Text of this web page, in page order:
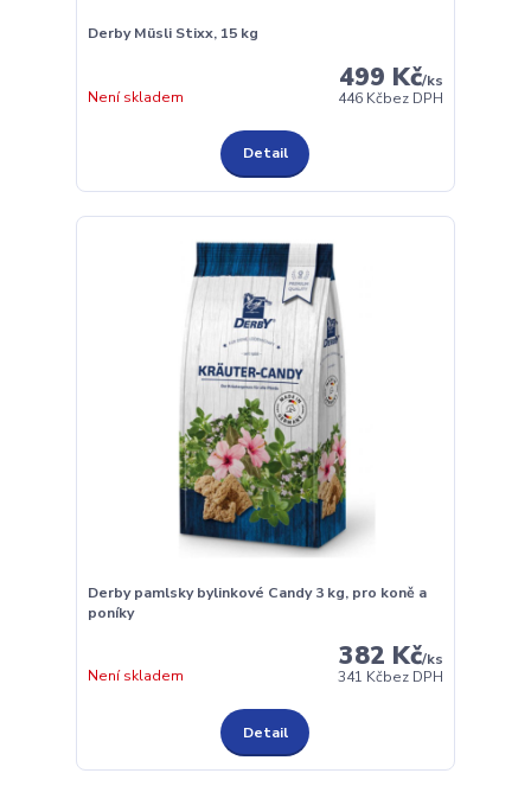
Derby Müsli Stixx, 15 kg
499 Kč/ks
446 Kčbez DPH
Není skladem
Detail
Derby pamlsky bylinkové Candy 3 kg, pro koně a
poníky
382 Kč/ks
341 Kčbez DPH
Není skladem
Detail